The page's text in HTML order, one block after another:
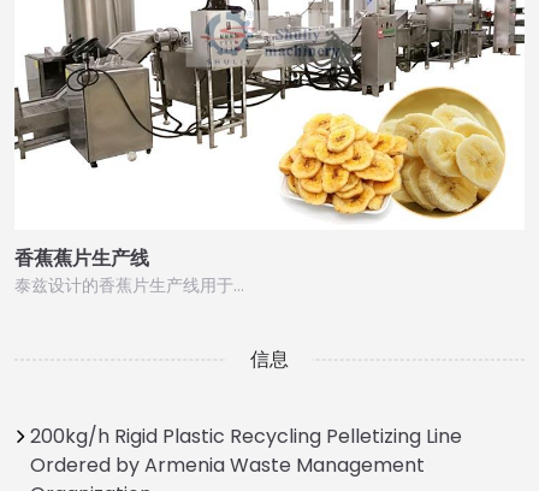
香蕉蕉片生产线
泰兹设计的香蕉片生产线用于…
信息
200kg/h Rigid Plastic Recycling Pelletizing Line
Ordered by Armenia Waste Management